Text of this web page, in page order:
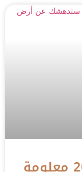
حقائق عن هولندا: 20 معلومة